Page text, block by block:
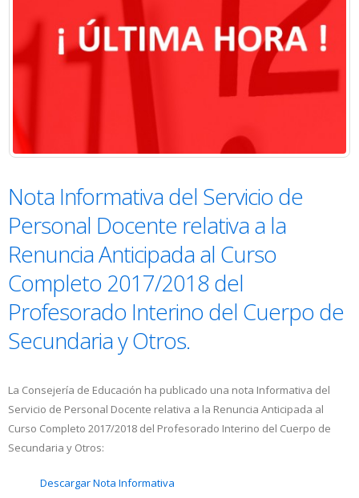
Nota Informativa del Servicio de
Personal Docente relativa a la
Renuncia Anticipada al Curso
Completo 2017/2018 del
Profesorado Interino del Cuerpo de
Secundaria y Otros.
La Consejería de Educación ha publicado una nota Informativa del
Servicio de Personal Docente relativa a la Renuncia Anticipada al
Curso Completo 2017/2018 del Profesorado Interino del Cuerpo de
Secundaria y Otros:
Descargar Nota Informativa